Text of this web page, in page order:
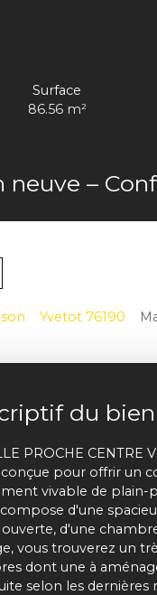
Surface
86.56 m²
neuve –
Yvetot 76190
du bien
PROCHE
conçue pour offrir un
vivable de plain-
compose d'une
ouverte, d'une
vous trouverez un
dont une à
selon les